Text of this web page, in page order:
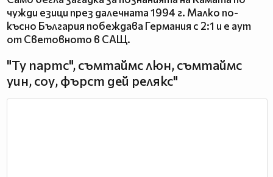
чужди езици през далечната 1994 г. Малко по-
късно България побеждава Германия с 2:1 и е аут
от Световното в САЩ.
"Ту партс", съмтаймс люн, съмтаймс
уин, соу, фърст дей релякс"